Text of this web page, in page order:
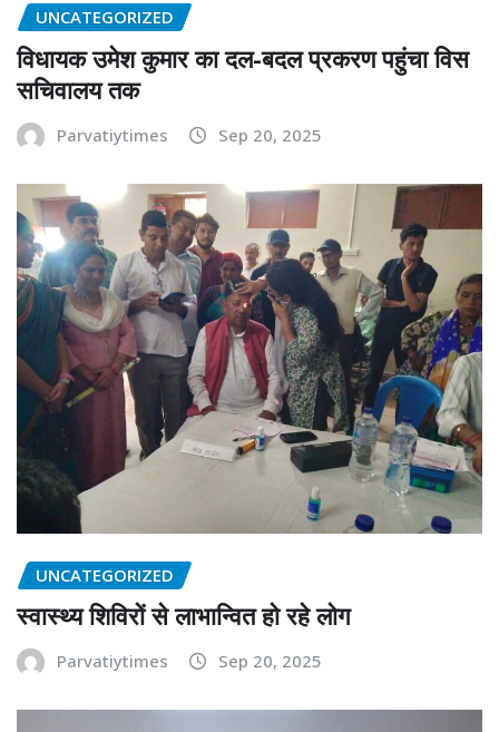
UNCATEGORIZED
विधायक उमेश कुमार का दल-बदल प्रकरण पहुंचा विस
सचिवालय तक
Parvatiytimes Sep 20, 2025
UNCATEGORIZED
स्वास्थ्य शिविरों से लाभान्वित हो रहे लोग
Parvatiytimes Sep 20, 2025